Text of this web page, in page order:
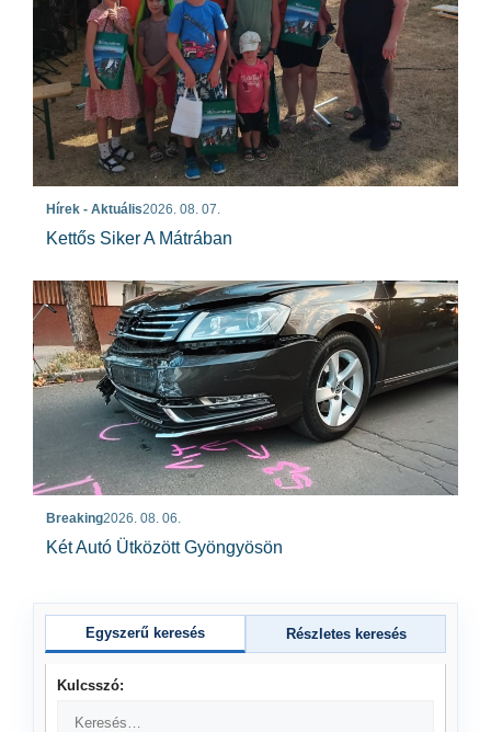
Hírek - Aktuális2026. 08. 07.
Kettős Siker A Mátrában
Breaking2026. 08. 06.
Két Autó Ütközött Gyöngyösön
Egyszerű keresés Részletes keresés
Kulcsszó: